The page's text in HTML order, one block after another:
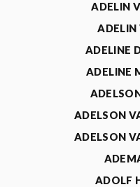
ADELIN
ADELIN
ADELINE
ADELINE
ADELSON
ADELSON
ADOLF